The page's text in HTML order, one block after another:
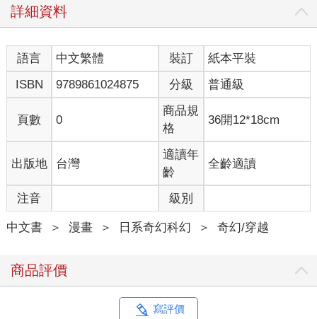
詳細資料
語言 中文繁體 裝訂
紙本平裝
ISBN
9789861024875 分級 普通級
頁數 0
商品規
格
36開12*18cm
出版地 台灣
適讀年
齡
全齡適讀
注音 級別
中文書 ＞ 漫畫 ＞ 日系奇幻科幻 ＞ 奇幻/穿越
商品評價
寫評價